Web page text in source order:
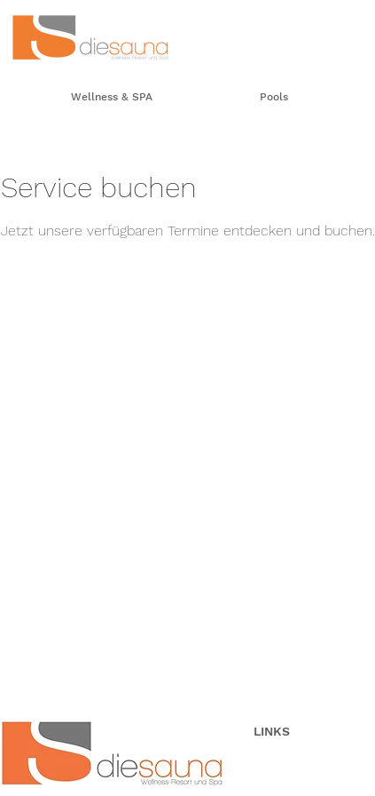
Wellness & SPA Pools
Service buchen
Jetzt unsere verfügbaren Termine entdecken und buchen.
LINKS